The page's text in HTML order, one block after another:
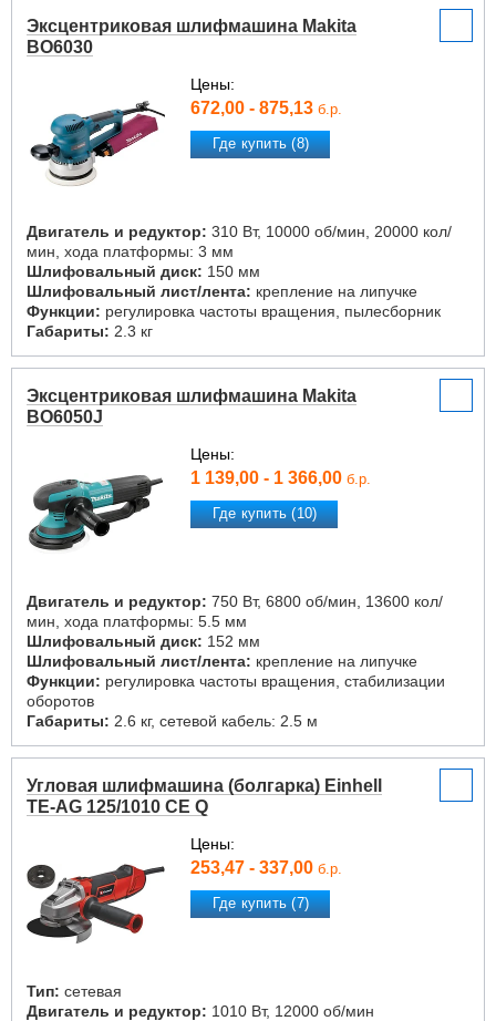
Эксцентриковая шлифмашина Makita
BO6030
Цены:
672,00 - 875,13 б.р.
Где купить (8)
Двигатель и редуктор: 310 Вт, 10000 об/мин, 20000 кол/
мин, хода платформы: 3 мм
Шлифовальный диск: 150 мм
Шлифовальный лист/лента: крепление на липучке
Функции: регулировка частоты вращения, пылесборник
Габариты: 2.3 кг
Эксцентриковая шлифмашина Makita
BO6050J
Цены:
1 139,00 - 1 366,00 б.р.
Где купить (10)
Двигатель и редуктор: 750 Вт, 6800 об/мин, 13600 кол/
мин, хода платформы: 5.5 мм
Шлифовальный диск: 152 мм
Шлифовальный лист/лента: крепление на липучке
Функции: регулировка частоты вращения, стабилизации
оборотов
Габариты: 2.6 кг, сетевой кабель: 2.5 м
Угловая шлифмашина (болгарка) Einhell
TE-AG 125/1010 CE Q
Цены:
253,47 - 337,00 б.р.
Где купить (7)
Тип: сетевая
Двигатель и редуктор: 1010 Вт, 12000 об/мин